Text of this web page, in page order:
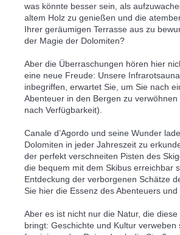
was könnte besser sein, als
altem Holz zu genießen und die
Ihrer geräumigen Terrasse aus zu
der Magie der Dolomiten?
Aber die Überraschungen hören hier
eine neue Freude: Unsere
inbegriffen, erwartet Sie, um Sie nach
Abenteuer in den Bergen zu
nach Verfügbarkeit).
Canale d’Agordo und seine Wunder
Dolomiten in jeder Jahreszeit zu
der perfekt verschneiten Pisten des
die bequem mit dem Skibus erreichbar
Entdeckung der verborgenen Schätze
Sie hier die Essenz des Abenteuers und
Aber es ist nicht nur die Natur, die
bringt: Geschichte und Kultur verweben